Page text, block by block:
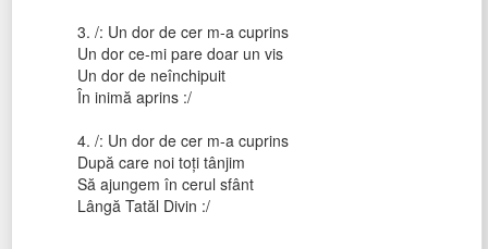
3. /: Un dor de cer m-a cuprins
Un dor ce-mi pare doar un vis
Un dor de neînchipuit
În inimă aprins :/
4. /: Un dor de cer m-a cuprins
După care noi toţi tânjim
Să ajungem în cerul sfânt
Lângă Tatăl Divin :/